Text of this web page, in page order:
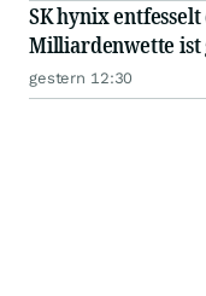
SK hynix
Milliardenwette ist
gestern 12:30